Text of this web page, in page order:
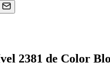
2381 de Color